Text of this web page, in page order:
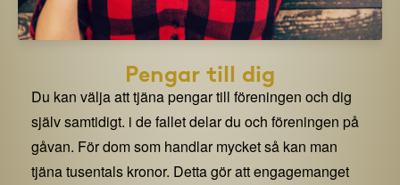
Pengar till dig
Du kan välja att tjäna pengar till föreningen och dig
själv samtidigt. i de fallet delar du och föreningen på
gåvan. För dom som handlar mycket så kan man
tjäna tusentals kronor. Detta gör att engagemanget